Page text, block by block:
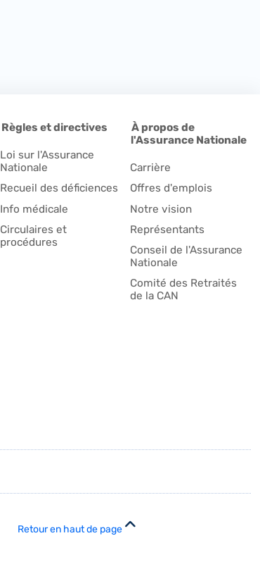
À propos de
l'Assurance Nationale
Carrière
Offres d'emplois
Notre vision
Représentants
Conseil de l'Assurance
Nationale
Comité des Retraités
de la CAN
Règles et directives
Loi sur l'Assurance
Nationale
Recueil des déficiences
Info médicale
Circulaires et
procédures
Retour en haut de page